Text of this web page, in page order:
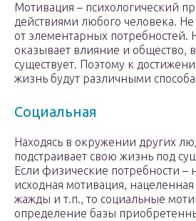
Мотивация – психологический
действиями любого человека. Не
от элементарных потребностей.
оказывает влияние и общество,
существует. Поэтому к
жизнь будут различными
Социальная
Находясь в окружении других
подстраивает свою жизнь под
Если физические потребности –
исходная мотивация,
жажды и т.п., то социальные
определение базы